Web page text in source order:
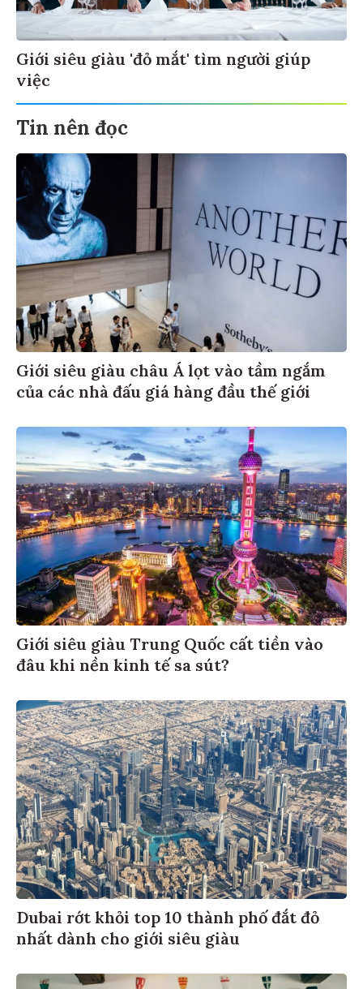
Giới siêu giàu 'đỏ mắt' tìm người giúp
việc
Tin nên đọc
Giới siêu giàu châu Á lọt vào tầm ngắm
của các nhà đấu giá hàng đầu thế giới
Giới siêu giàu Trung Quốc cất tiền vào
đâu khi nền kinh tế sa sút?
Dubai rớt khỏi top 10 thành phố đắt đỏ
nhất dành cho giới siêu giàu